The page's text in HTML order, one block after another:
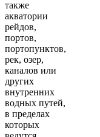
также
акватории
рейдов,
портов,
портопунктов,
рек, озер,
каналов или
других
внутренних
водных путей,
в пределах
которых